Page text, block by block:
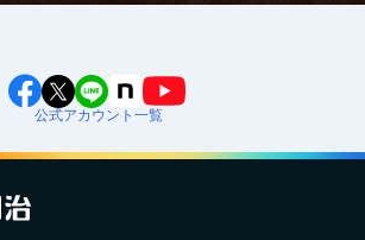
公式アカウント一覧